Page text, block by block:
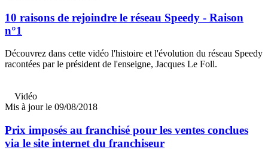
10 raisons de rejoindre le réseau Speedy - Raison
n°1
Découvrez dans cette vidéo l'histoire et l'évolution du réseau Speedy
racontées par le président de l'enseigne, Jacques Le Foll.
Vidéo
Mis à jour le 09/08/2018
Prix imposés au franchisé pour les ventes conclues
via le site internet du franchiseur